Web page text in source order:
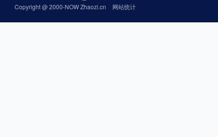
Copyright @ 2000-NOW Zhaozi.cn 网站统计